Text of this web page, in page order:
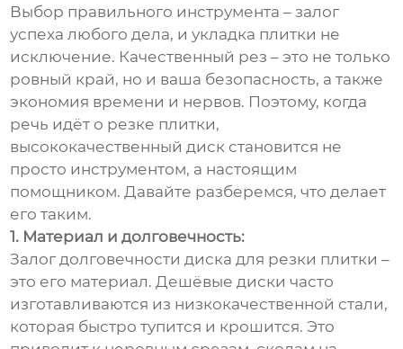
Выбор правильного инструмента – залог
успеха любого дела, и укладка плитки не
исключение. Качественный рез – это не только
ровный край, но и ваша безопасность, а также
экономия времени и нервов. Поэтому, когда
речь идёт о резке плитки,
высококачественный диск становится не
просто инструментом, а настоящим
помощником. Давайте разберемся, что делает
его таким.
1. Материал и долговечность:
Залог долговечности диска для резки плитки –
это его материал. Дешёвые диски часто
изготавливаются из низкокачественной стали,
которая быстро тупится и крошится. Это